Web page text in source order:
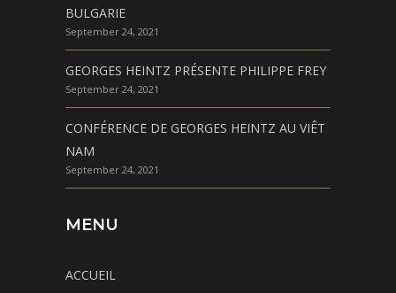
BULGARIE
September 24, 2021
GEORGES HEINTZ PRÉSENTE PHILIPPE FREY
September 24, 2021
CONFÉRENCE DE GEORGES HEINTZ AU VIÊT
NAM
September 24, 2021
MENU
ACCUEIL